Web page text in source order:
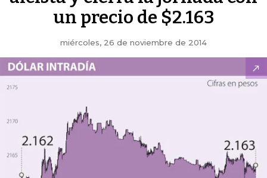
un precio de $2.163
miércoles, 26 de noviembre de 2014